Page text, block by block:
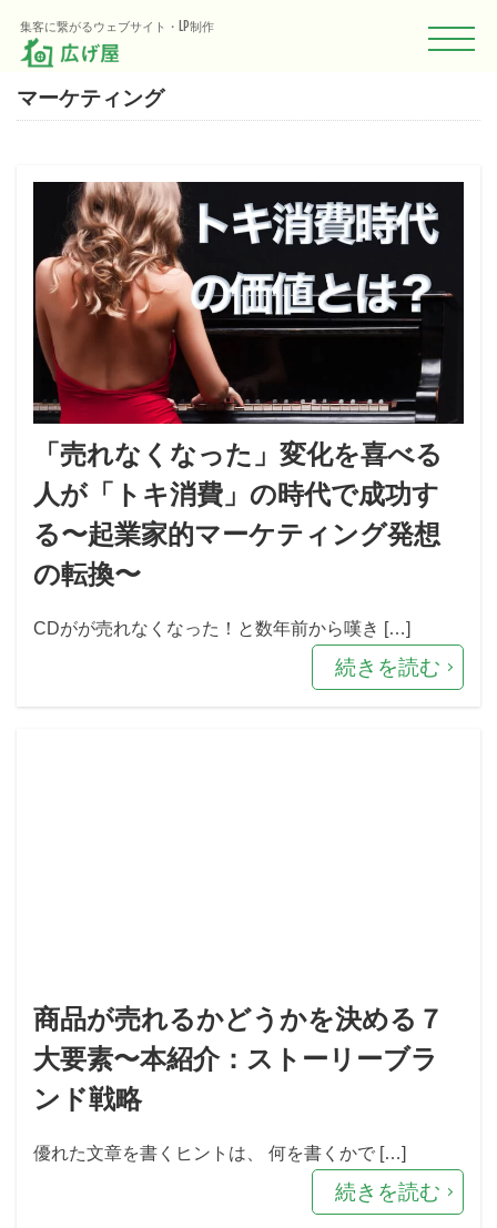
集客に繋がるウェブサイト・LP制作
CATEGORY
マーケティング
「売れなくなった」変化を喜べる
人が「トキ消費」の時代で成功す
る〜起業家的マーケティング発想
の転換〜
CDがが売れなくなった！と数年前から嘆き […]
続きを読む
商品が売れるかどうかを決める７
大要素〜本紹介：ストーリーブラ
ンド戦略
優れた文章を書くヒントは、 何を書くかで […]
続きを読む